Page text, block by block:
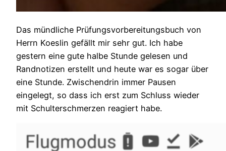
Das mündliche Prüfungsvorbereitungsbuch von
Herrn Koeslin gefällt mir sehr gut. Ich habe
gestern eine gute halbe Stunde gelesen und
Randnotizen erstellt und heute war es sogar über
eine Stunde. Zwischendrin immer Pausen
eingelegt, so dass ich erst zum Schluss wieder
mit Schulterschmerzen reagiert habe.